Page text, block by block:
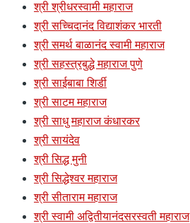
श्री श्रीधरस्वामी महाराज
श्री सच्चिदानंद विद्याशंकर भारती
श्री समर्थ बाळानंद स्वामी महाराज
श्री सहस्त्रबुद्धे महाराज पुणे
श्री साईबाबा शिर्डी
श्री साटम महाराज
श्री साधु महाराज कंधारकर
श्री सायंदेव
श्री सिद्ध मुनी
श्री सिद्धेश्वर महाराज
श्री सीताराम महाराज
श्री स्वामी अद्वितीयानंदसरस्वती महाराज